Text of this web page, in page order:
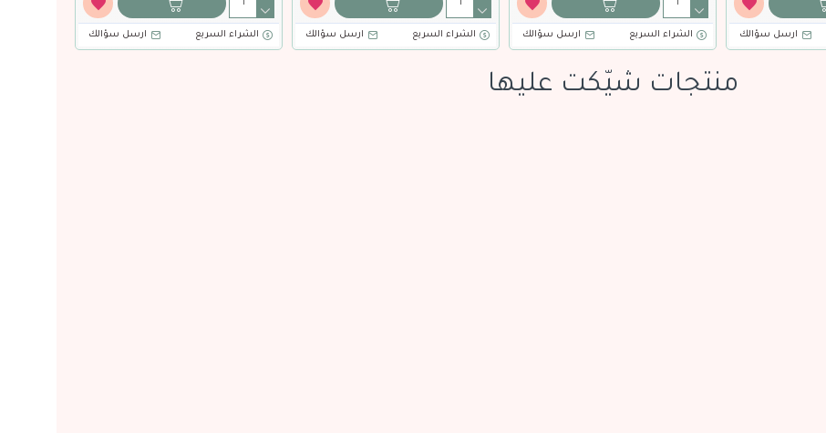
ارسل سؤالك الشراء السريع ارسل سؤالك الشراء السريع ارسل سؤالك الشراء السريع ارسل سؤالك
منتجات شيّكت عليها